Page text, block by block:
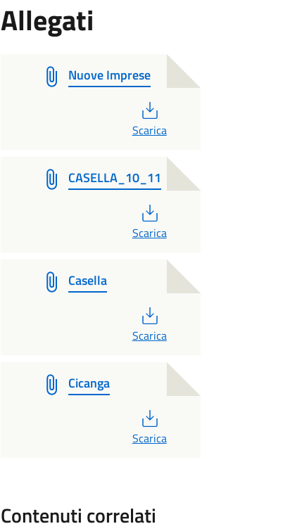
Allegati
Nuove Imprese
Scarica
CASELLA_10_11
Scarica
Casella
Scarica
Cicanga
Scarica
Contenuti correlati